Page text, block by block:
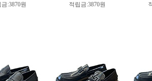
금:3870원
적립금:3870원